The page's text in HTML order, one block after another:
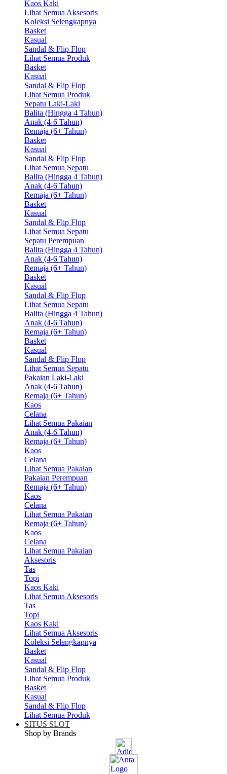
Kaos Kaki
Lihat Semua Aksesoris
Koleksi Selengkapnya
Basket
Kasual
Sandal & Flip Flop
Lihat Semua Produk
Basket
Kasual
Sandal & Flip Flop
Lihat Semua Produk
Sepatu Laki-Laki
Balita (Hingga 4 Tahun)
Anak (4-6 Tahun)
Remaja (6+ Tahun)
Basket
Kasual
Sandal & Flip Flop
Lihat Semua Sepatu
Balita (Hingga 4 Tahun)
Anak (4-6 Tahun)
Remaja (6+ Tahun)
Basket
Kasual
Sandal & Flip Flop
Lihat Semua Sepatu
Sepatu Perempuan
Balita (Hingga 4 Tahun)
Anak (4-6 Tahun)
Remaja (6+ Tahun)
Basket
Kasual
Sandal & Flip Flop
Lihat Semua Sepatu
Balita (Hingga 4 Tahun)
Anak (4-6 Tahun)
Remaja (6+ Tahun)
Basket
Kasual
Sandal & Flip Flop
Lihat Semua Sepatu
Pakaian Laki-Laki
Anak (4-6 Tahun)
Remaja (6+ Tahun)
Kaos
Celana
Lihat Semua Pakaian
Anak (4-6 Tahun)
Remaja (6+ Tahun)
Kaos
Celana
Lihat Semua Pakaian
Pakaian Perempuan
Remaja (6+ Tahun)
Kaos
Celana
Lihat Semua Pakaian
Remaja (6+ Tahun)
Kaos
Celana
Lihat Semua Pakaian
Aksesoris
Tas
Topi
Kaos Kaki
Lihat Semua Aksesoris
Tas
Topi
Kaos Kaki
Lihat Semua Aksesoris
Koleksi Selengkapnya
Basket
Kasual
Sandal & Flip Flop
Lihat Semua Produk
Basket
Kasual
Sandal & Flip Flop
Lihat Semua Produk
SITUS SLOT
Shop by Brands